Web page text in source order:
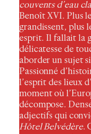
couvents d’eau
Benoît XVI. Plus
grandissent, plus
esprit. Il fallait la
délicatesse de
aborder un sujet
Passionné
l’esprit des lieux
moment où
décompose.
adjectifs qui
Hôtel Belvédère.